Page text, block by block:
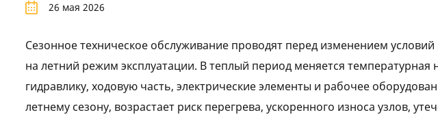
26 мая 2026
Сезонное техническое обслуживание проводят перед изменением
на летний режим эксплуатации. В теплый период меняется температурная
гидравлику, ходовую часть, электрические элементы и рабочее
летнему сезону, возрастает риск перегрева, ускоренного износа узлов,